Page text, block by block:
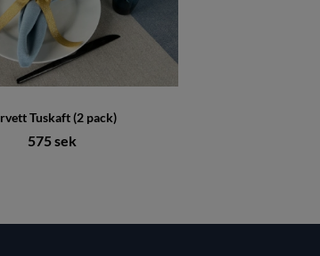
Tuskaft (2 pack)
575 sek